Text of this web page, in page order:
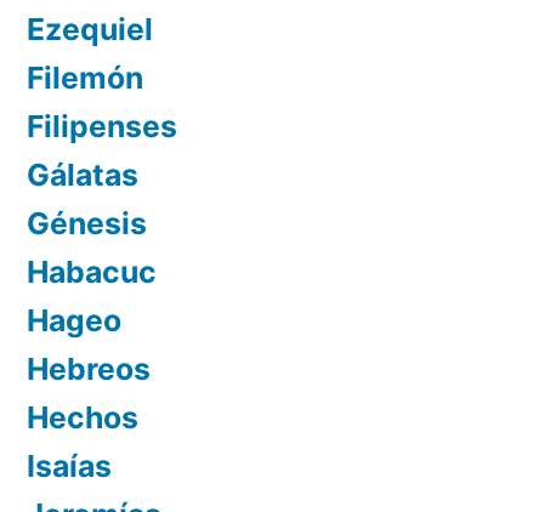
Ezequiel
Filemón
Filipenses
Gálatas
Génesis
Habacuc
Hageo
Hebreos
Hechos
Isaías